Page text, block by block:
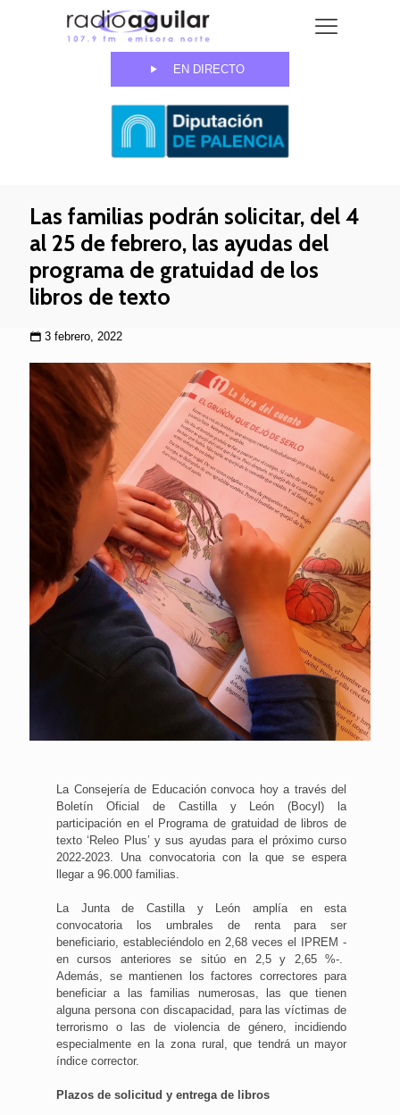
EN DIRECTO
Las familias podrán solicitar, del 4
al 25 de febrero, las ayudas del
programa de gratuidad de los
libros de texto
3 febrero, 2022
La Consejería de Educación convoca hoy a través del
Boletín Oficial de Castilla y León (Bocyl) la
participación en el Programa de gratuidad de libros de
texto ‘Releo Plus’ y sus ayudas para el próximo curso
2022-2023. Una convocatoria con la que se espera
llegar a 96.000 familias.
La Junta de Castilla y León amplía en esta
convocatoria los umbrales de renta para ser
beneficiario, estableciéndolo en 2,68 veces el IPREM -
en cursos anteriores se sitúo en 2,5 y 2,65 %-.
Además, se mantienen los factores correctores para
beneficiar a las familias numerosas, las que tienen
alguna persona con discapacidad, para las víctimas de
terrorismo o las de violencia de género, incidiendo
especialmente en la zona rural, que tendrá un mayor
índice corrector.
Plazos de solicitud y entrega de libros